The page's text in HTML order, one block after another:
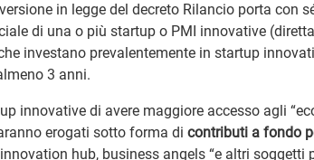
in legge del decreto Rilancio porta con
di una o più startup o PMI innovative
investano prevalentemente in startup
3 anni.
innovative di avere maggiore accesso agli
erogati sotto forma di contributi a fondo
hub, business angels “e altri